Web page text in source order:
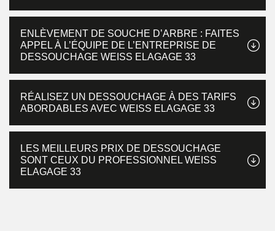
ENLÈVEMENT DE SOUCHE D’ARBRE : FAITES
APPEL À L’ÉQUIPE DE L’ENTREPRISE DE
DESSOUCHAGE WEISS ELAGAGE 33
RÉALISEZ UN DESSOUCHAGE À DES TARIFS
ABORDABLES AVEC WEISS ELAGAGE 33
LES MEILLEURS PRIX DE DESSOUCHAGE
SONT CEUX DU PROFESSIONNEL WEISS
ELAGAGE 33